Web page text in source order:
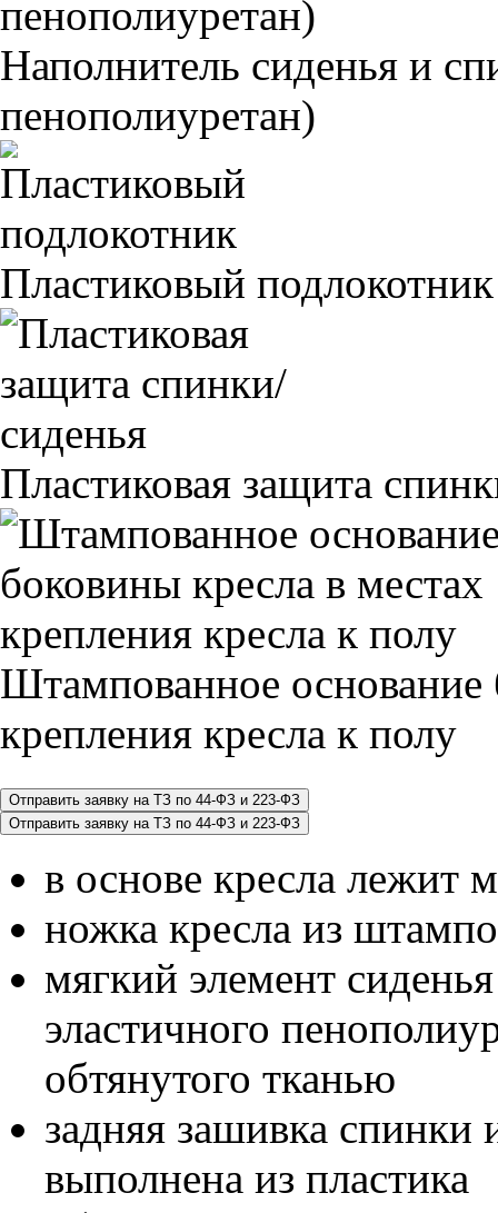
Наполнитель сиденья и
пенополиуретан)
Пластиковый подлокотник
Пластиковая защита
Штампованное основание
крепления кресла к полу
в основе кресла лежит
ножка кресла из
мягкий элемент
эластичного
обтянутого тканью
задняя зашивка
выполнена из пластика